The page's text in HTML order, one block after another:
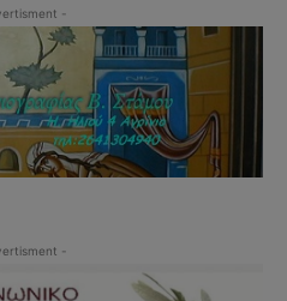
-
-